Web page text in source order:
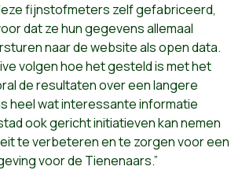
fijnstofmeters zelf gefabriceerd,
dat ze hun gegevens allemaal
naar de website als open data.
volgen hoe het gesteld is met het
de resultaten over een langere
heel wat interessante informatie
ook gericht initiatieven kan nemen
te verbeteren en te zorgen voor een
voor de Tienenaars.”